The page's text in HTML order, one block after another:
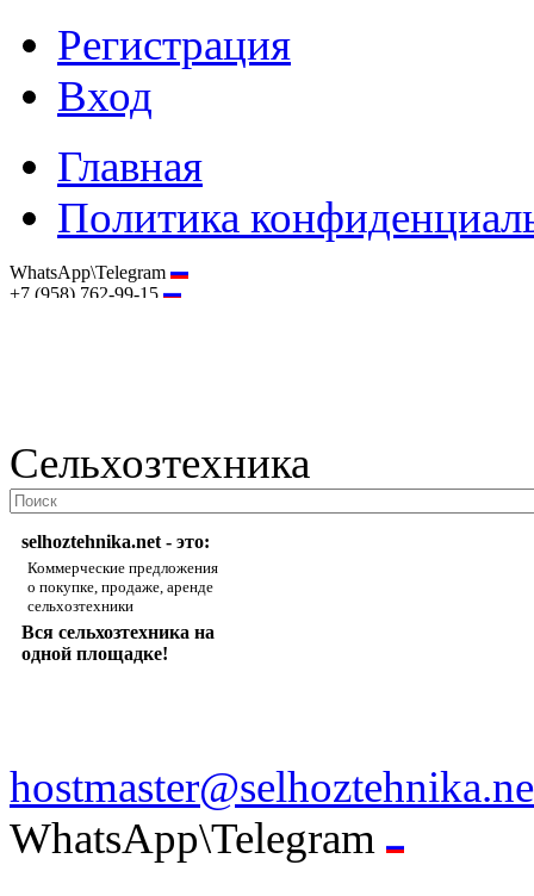
Регистрация
Вход
Главная
Политика
WhatsApp\Telegram
+7 (958) 762-99-15
Сельхозтехника
selhoztehnika.net - это:
Коммерческие предложения
о покупке, продаже, аренде
сельхозтехники
Вся сельхозтехника на
одной площадке!
WhatsApp\Telegram